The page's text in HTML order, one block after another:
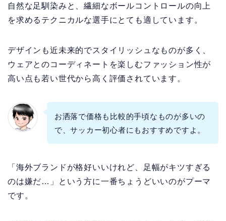
自然な足馴染みと、繊細なボールコントロールの向上
を求めるテクニカルな選手にとても適しています。
デザインも近未来的でスタイリッシュなものが多く、
ウェアとのコーディネートを楽しむファッション性が
高い点も若い世代から高く評価されています。
お洒落で価格も比較的手頃なものが多いの
で、サッカー初心者にもおすすめですよ。
「海外ブランドが格好いいけれど、足幅がキツすぎる
のは嫌だ…」という方に一番ちょうどいいのがプーマ
です。